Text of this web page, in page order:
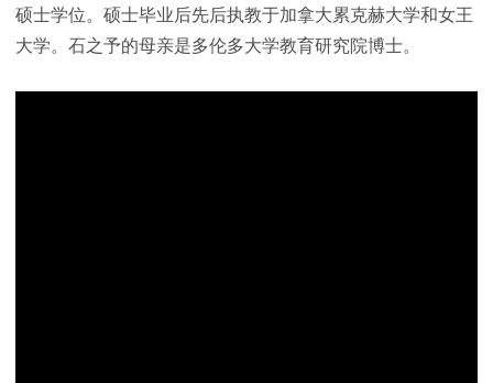
硕士学位。硕士毕业后先后执教于加拿大累克赫大学和女王
大学。石之予的母亲是多伦多大学教育研究院博士。